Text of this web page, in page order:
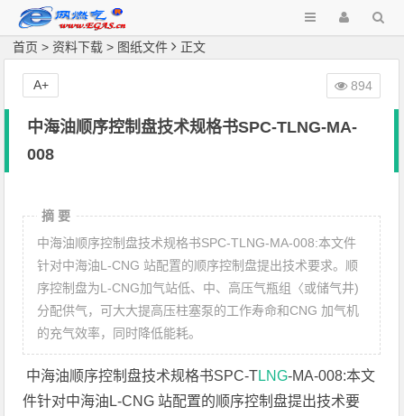
首页 >资料下载 > 图纸文件 正文
中海油顺序控制盘技术规格书SPC-TLNG-MA-
008
摘 要
中海油顺序控制盘技术规格书SPC-TLNG-MA-008:本文件
针对中海油L-CNG 站配置的顺序控制盘提出技术要求。顺
序控制盘为L-CNG加气站低、中、高压气瓶组〈或储气井)
分配供气，可大大提高压柱塞泵的工作寿命和CNG 加气机
的充气效率，同时降低能耗。
中海油顺序控制盘技术规格书SPC-TLNG-MA-008:本文
件针对中海油L-CNG 站配置的顺序控制盘提出技术要
894
A+